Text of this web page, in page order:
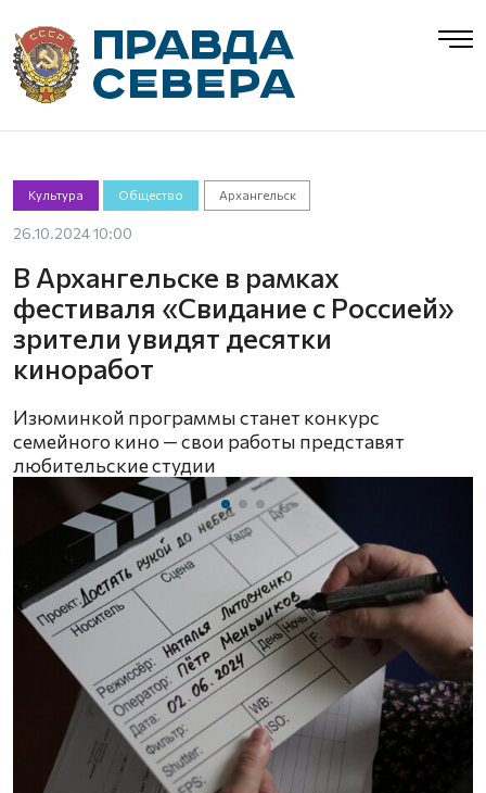
Культура Общество Архангельск
26.10.2024 10:00
В Архангельске в рамках
фестиваля «Свидание с Россией»
зрители увидят десятки
киноработ
Изюминкой программы станет конкурс
семейного кино — свои работы представят
любительские студии